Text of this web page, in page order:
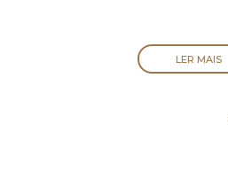
LER MAIS